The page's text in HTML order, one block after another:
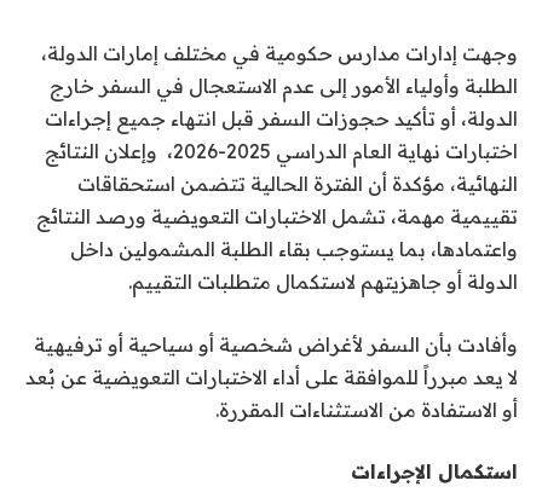
وجهت إدارات مدارس حكومية في مختلف إمارات الدولة،
الطلبة وأولياء الأمور إلى عدم الاستعجال في السفر خارج
الدولة، أو تأكيد حجوزات السفر قبل انتهاء جميع إجراءات
اختبارات نهاية العام الدراسي 2025-2026، وإعلان النتائج
النهائية، مؤكدة أن الفترة الحالية تتضمن استحقاقات
تقييمية مهمة، تشمل الاختبارات التعويضية ورصد النتائج
واعتمادها، بما يستوجب بقاء الطلبة المشمولين داخل
الدولة أو جاهزيتهم لاستكمال متطلبات التقييم.
وأفادت بأن السفر لأغراض شخصية أو سياحية أو ترفيهية
لا يعد مبرراً للموافقة على أداء الاختبارات التعويضية عن بُعد
أو الاستفادة من الاستثناءات المقررة.
استكمال الإجراءات